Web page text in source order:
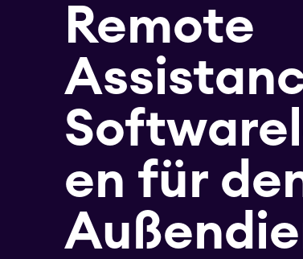
Remote
en für